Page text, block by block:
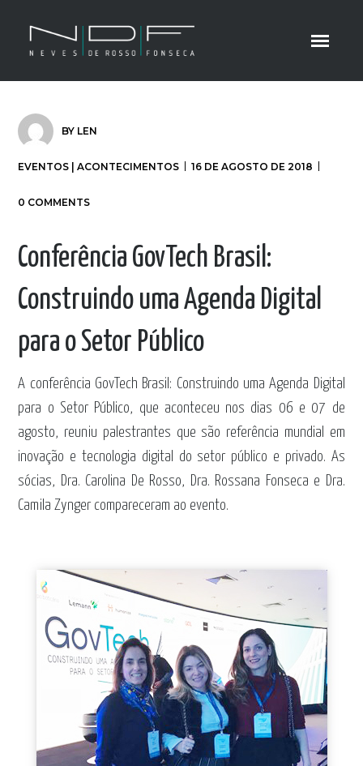
BY LEN
EVENTOS | ACONTECIMENTOS 16 DE AGOSTO DE 2018
0 COMMENTS
Conferência GovTech Brasil:
Construindo uma Agenda Digital
para o Setor Público
A conferência GovTech Brasil: Construindo uma Agenda Digital
para o Setor Público, que aconteceu nos dias 06 e 07 de
agosto, reuniu palestrantes que são referência mundial em
inovação e tecnologia digital do setor público e privado. As
sócias, Dra. Carolina De Rosso, Dra. Rossana Fonseca e Dra.
Camila Zynger compareceram ao evento.